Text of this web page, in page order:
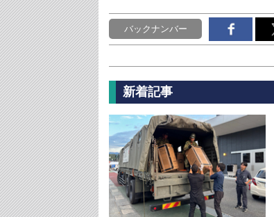
バックナンバー
新着記事